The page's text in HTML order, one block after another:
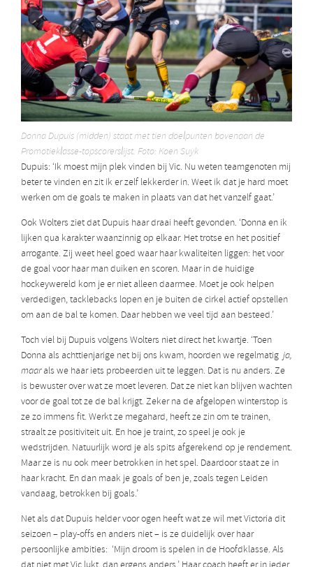
Donna Dupuis (midden) staat met tien doelpunten bovenaan de
Promotieklasse-topscorerslijst. Foto: Koen Suyk
Dupuis: ‘Ik moest mijn plek vinden bij Vic. Nu weten teamgenoten mij
beter te vinden en zit ik er zelf lekkerder in. Weet ik dat je hard moet
werken om de goals te maken in plaats van dat het vanzelf gaat.’
Ook Wolters ziet dat Dupuis haar draai heeft gevonden. ‘Donna en ik
lijken qua karakter waanzinnig op elkaar. Het trotse en het positief
arrogante. Zij weet heel goed waar haar kwaliteiten liggen: het voor
de goal voor haar man duiken en scoren. Maar in de huidige
hockeywereld kom je er niet alleen daarmee. Moet je ook helpen
verdedigen, tacklebacks lopen en je buiten de cirkel actief opstellen
om aan de bal te komen. Daar hebben we veel tijd aan besteed.’
Toch viel bij Dupuis volgens Wolters niet direct het kwartje. ‘Toen
Donna als achttienjarige net bij ons kwam, hoorden we regelmatig ja,
maarals we haar iets probeerden uit te leggen. Dat is nu anders. Ze
is bewuster over wat ze moet leveren. Dat ze niet kan blijven wachten
voor de goal tot ze de bal krijgt. Zeker na de afgelopen winterstop is
ze zo immens fit. Werkt ze megahard, heeft ze zin om te trainen,
straalt ze positiviteit uit. En hoe je traint, zo speel je ook je
wedstrijden. Natuurlijk word je als spits afgerekend op je rendement.
Maar ze is nu ook meer betrokken in het spel. Daardoor staat ze in
haar kracht. En dan maak je goals of ben je, zoals tegen Leiden
vandaag, betrokken bij goals.’
Net als dat Dupuis helder voor ogen heeft wat ze wil met Victoria dit
seizoen – play-offs en anders niet – is ze duidelijk over haar
persoonlijke ambities: ‘Mijn droom is spelen in de Hoofdklasse. Als